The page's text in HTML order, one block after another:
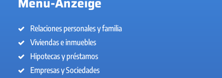
Relaciones personales y familia
Viviendas e inmuebles
Hipotecas y préstamos
Empresas y Sociedades